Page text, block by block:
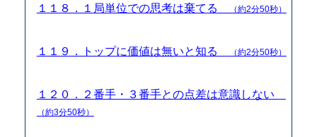
１１８．１局単位での思考は棄てる （約2分50秒）
１１９．トップに価値は無いと知る （約2分50秒）
１２０．２番手・３番手との点差は意識しない
（約3分50秒）